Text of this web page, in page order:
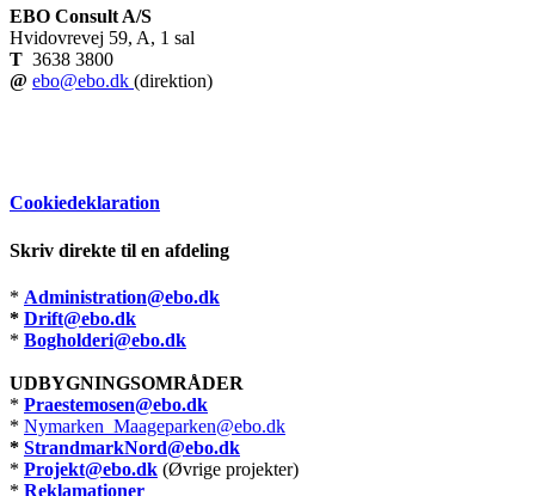
EBO Consult A/S
Hvidovrevej 59, A, 1 sal
T 3638 3800
@ ebo@ebo.dk (direktion)
Cookiedeklaration
Skriv direkte til en afdeling
* Administration@ebo.dk
* Drift@ebo.dk
* Bogholderi@ebo.dk
UDBYGNINGSOMRÅDER
* Praestemosen@ebo.dk
* Nymarken_Maageparken@ebo.dk
* StrandmarkNord@ebo.dk
* Projekt@ebo.dk (Øvrige projekter)
* Reklamationer